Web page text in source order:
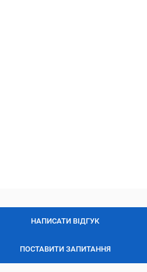
НАПИСАТИ ВІДГУК
ПОСТАВИТИ ЗАПИТАННЯ